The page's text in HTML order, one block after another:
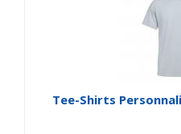
Tee-Shirts